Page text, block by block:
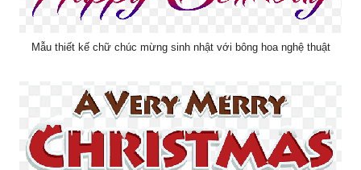
Mẫu thiết kế chữ chúc mừng sinh nhật với bông hoa nghệ thuật